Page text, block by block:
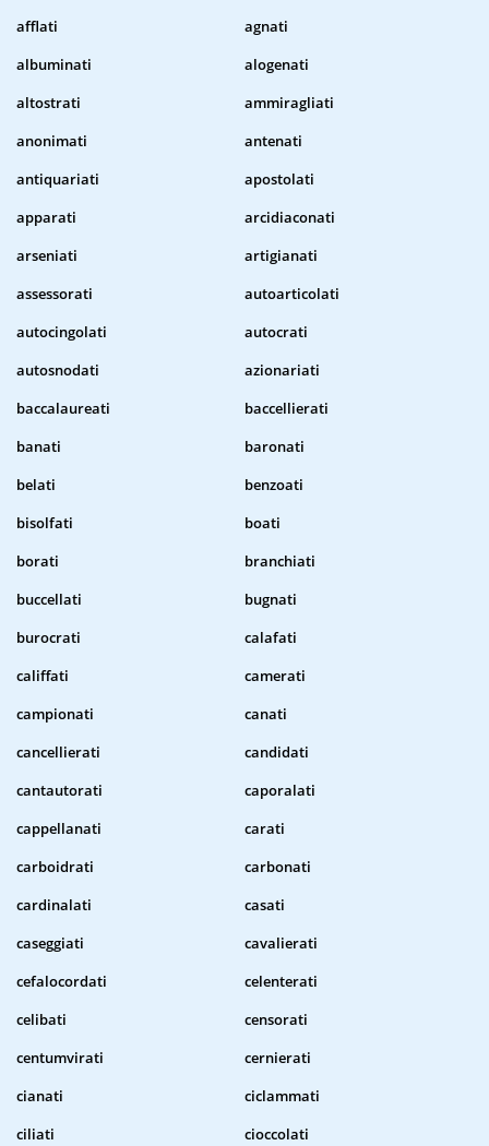
afflati
agnati
albuminati
alogenati
altostrati
ammiragliati
anonimati
antenati
antiquariati
apostolati
apparati
arcidiaconati
arseniati
artigianati
assessorati
autoarticolati
autocingolati
autocrati
autosnodati
azionariati
baccalaureati
baccellierati
banati
baronati
belati
benzoati
bisolfati
boati
borati
branchiati
buccellati
bugnati
burocrati
calafati
califfati
camerati
campionati
canati
cancellierati
candidati
cantautorati
caporalati
cappellanati
carati
carboidrati
carbonati
cardinalati
casati
caseggiati
cavalierati
cefalocordati
celenterati
celibati
censorati
centumvirati
cernierati
cianati
ciclammati
ciliati
cioccolati